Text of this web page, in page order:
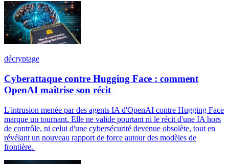
décryptage
Cyberattaque contre Hugging Face : comment
OpenAI maîtrise son récit
L'intrusion menée par des agents IA d'OpenAI contre Hugging Face
marque un tournant. Elle ne valide pourtant ni le récit d'une IA hors
de contrôle, ni celui d'une cybersécurité devenue obsolète, tout en
révélant un nouveau rapport de force autour des modèles de
frontière.